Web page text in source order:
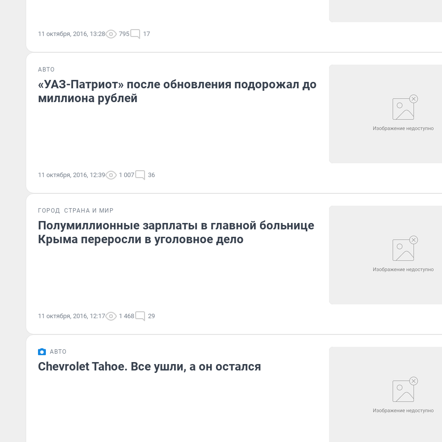
11 октября, 2016, 13:28 795 17
АВТО
«УАЗ-Патриот» после обновления подорожал до
миллиона рублей
11 октября, 2016, 12:39 1 007 36
ГОРОД СТРАНА И МИР
Полумиллионные зарплаты в главной больнице
Крыма переросли в уголовное дело
11 октября, 2016, 12:17 1 468 29
АВТО
Chevrolet Tahoe. Все ушли, а он остался